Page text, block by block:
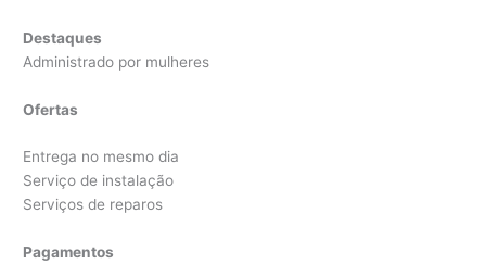
Destaques
Administrado por mulheres
Ofertas
Entrega no mesmo dia
Serviço de instalação
Serviços de reparos
Pagamentos